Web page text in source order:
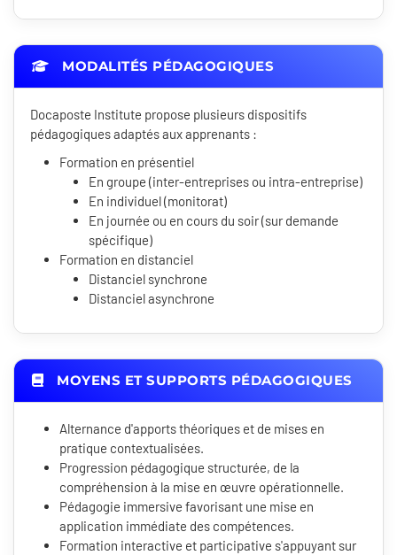
MODALITÉS PÉDAGOGIQUES
Docaposte Institute propose plusieurs dispositifs
pédagogiques adaptés aux apprenants :
Formation en présentiel
En groupe (inter-entreprises ou intra-entreprise)
En individuel (monitorat)
En journée ou en cours du soir (sur demande
spécifique)
Formation en distanciel
Distanciel synchrone
Distanciel asynchrone
MOYENS ET SUPPORTS PÉDAGOGIQUES
Alternance d'apports théoriques et de mises en
pratique contextualisées.
Progression pédagogique structurée, de la
compréhension à la mise en œuvre opérationnelle.
Pédagogie immersive favorisant une mise en
application immédiate des compétences.
Formation interactive et participative s'appuyant sur